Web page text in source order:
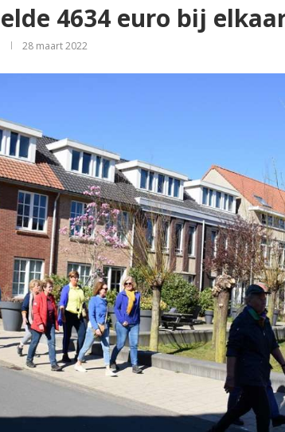
4634 euro bij
28 maart 2022